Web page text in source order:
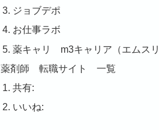
ジョブデポ
お仕事ラボ
薬キャリ m3キャリア（エムス
薬剤師 転職サイト 一覧
共有:
いいね: